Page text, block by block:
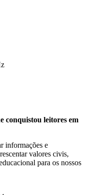
conquistou leitores em
informações e
valores civis,
para os nossos